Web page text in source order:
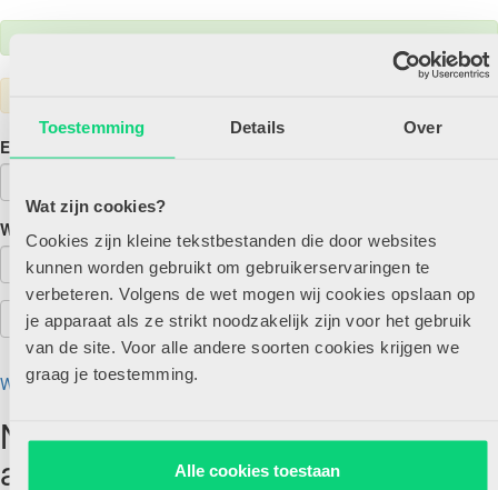
Toestemming Details Over
Wat zijn cookies?
Cookies zijn kleine tekstbestanden die door websites
kunnen worden gebruikt om gebruikerservaringen te
verbeteren. Volgens de wet mogen wij cookies opslaan op
je apparaat als ze strikt noodzakelijk zijn voor het gebruik
van de site. Voor alle andere soorten cookies krijgen we
graag je toestemming.
Alle cookies toestaan
E-mailadres
Wachtwoord
Wachtwoord vergeten?
Nog geen account maar wel
abonnee?